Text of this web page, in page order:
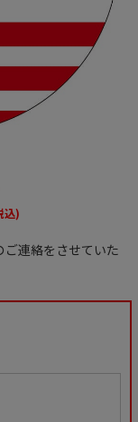
込)
連絡をさせていた